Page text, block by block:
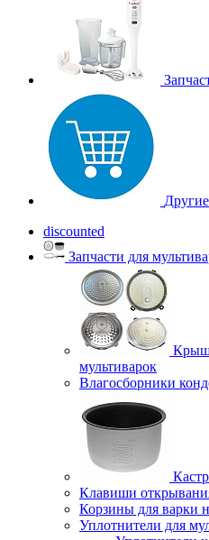
discounted
Запчасти для
мультиварок
Влагосборники
Клавиши
Корзины для варки
Уплотнители для